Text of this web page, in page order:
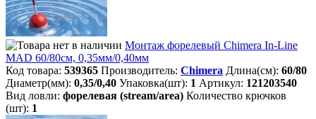
Монтаж форелевый Chimera In-Line
MAD 60/80см, 0,35мм/0,40мм
Код товара: 539365 Производитель: Chimera Длина(см): 60/80
Диаметр(мм): 0,35/0,40 Упаковка(шт): 1 Артикул: 121203540
Вид ловли: форелевая (stream/area) Количество крючков
(шт): 1